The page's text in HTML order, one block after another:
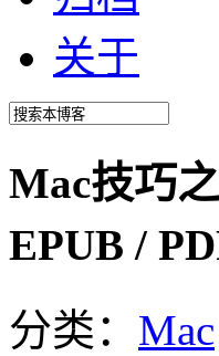
关于
Mac技巧
EPUB /
分类： Mac